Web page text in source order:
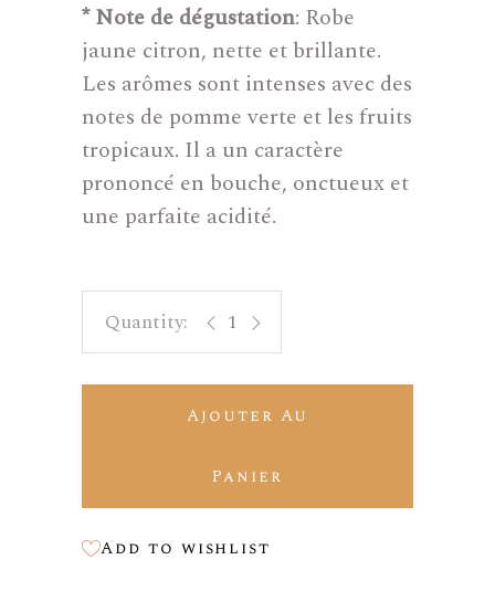
* Note de dégustation: Robe
jaune citron, nette et brillante.
Les arômes sont intenses avec des
notes de pomme verte et les fruits
tropicaux. Il a un caractère
prononcé en bouche, onctueux et
une parfaite acidité.
Charlotte quantity
Ajouter Au
Panier
Add to wishlist